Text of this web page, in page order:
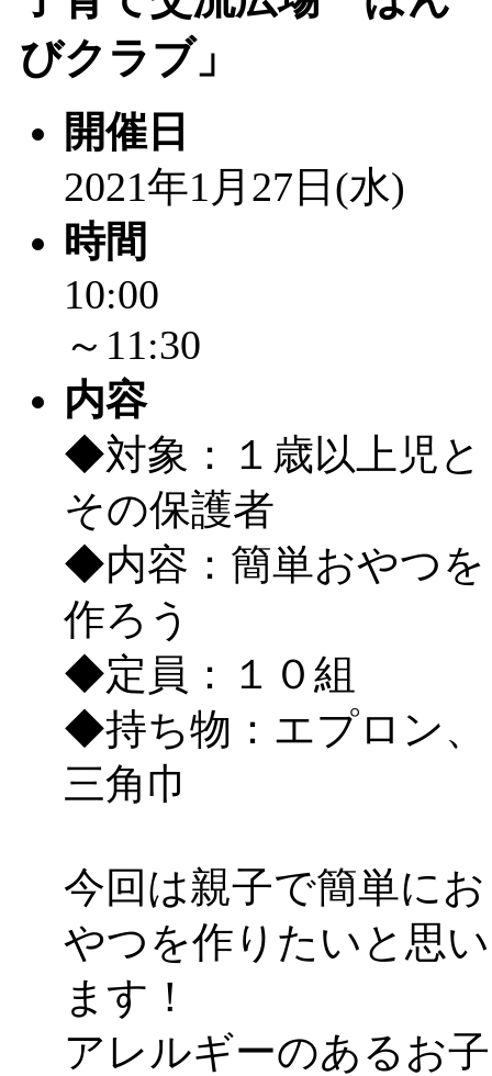
びクラブ」
開催日
2021年1月27日(水)
時間
10:00
～11:30
内容
◆対象：１歳以上児と
その保護者
◆内容：簡単おやつを
作ろう
◆定員：１０組
◆持ち物：エプロン、
三角巾
今回は親子で簡単にお
やつを作りたいと思い
ます！
アレルギーのあるお子